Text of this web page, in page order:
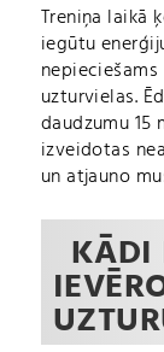
Treniņa laikā
iegūtu
uzturvielas.
daudzumu
izveidotas
un atjauno
KĀDI